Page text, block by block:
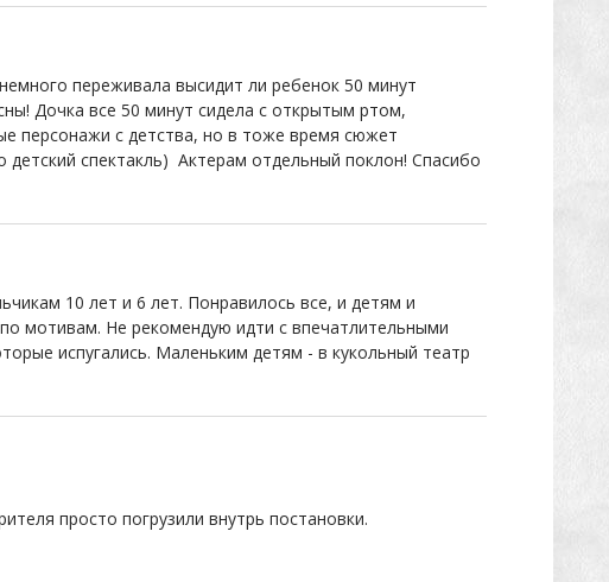
переживала высидит ли ребенок 50 минут
Дочка все 50 минут сидела с открытым ртом,
персонажи с детства, но в тоже время сюжет
спектакль) Актерам отдельный поклон! Спасибо
10 лет и 6 лет. Понравилось все, и детям и
мотивам. Не рекомендую идти с впечатлительными
испугались. Маленьким детям - в кукольный театр
просто погрузили внутрь постановки.